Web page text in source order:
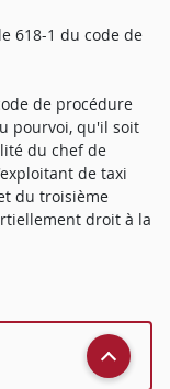
618-1 du code de
de procédure
pourvoi, qu'il soit
du chef de
de taxi
du troisième
droit à la